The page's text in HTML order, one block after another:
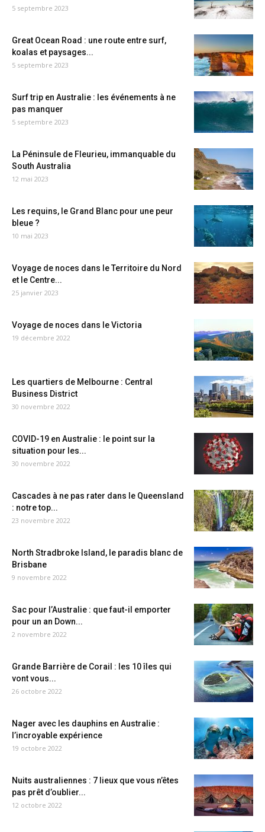
5 septembre 2023
Great Ocean Road : une route entre surf,
koalas et paysages...
5 septembre 2023
Surf trip en Australie : les événements à ne
pas manquer
5 septembre 2023
La Péninsule de Fleurieu, immanquable du
South Australia
12 mai 2023
Les requins, le Grand Blanc pour une peur
bleue ?
10 mai 2023
Voyage de noces dans le Territoire du Nord
et le Centre...
25 janvier 2023
Voyage de noces dans le Victoria
19 décembre 2022
Les quartiers de Melbourne : Central
Business District
30 novembre 2022
COVID-19 en Australie : le point sur la
situation pour les...
30 novembre 2022
Cascades à ne pas rater dans le Queensland
: notre top...
23 novembre 2022
North Stradbroke Island, le paradis blanc de
Brisbane
9 novembre 2022
Sac pour l’Australie : que faut-il emporter
pour un an Down...
2 novembre 2022
Grande Barrière de Corail : les 10 îles qui
vont vous...
26 octobre 2022
Nager avec les dauphins en Australie :
l’incroyable expérience
19 octobre 2022
Nuits australiennes : 7 lieux que vous n’êtes
pas prêt d’oublier...
12 octobre 2022